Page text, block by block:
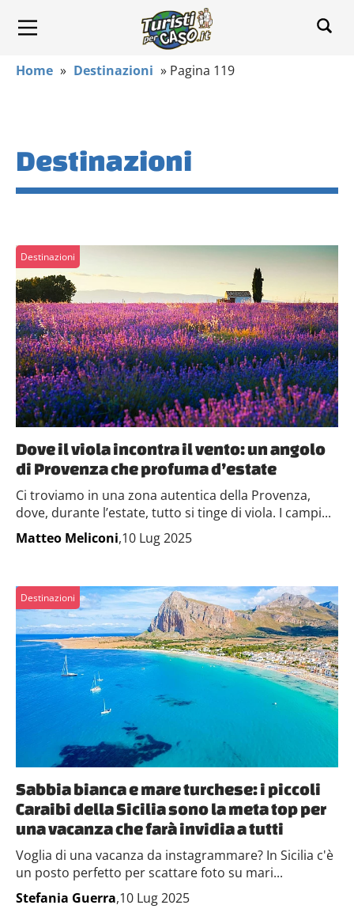
Home » Destinazioni » Pagina 119
Destinazioni
Destinazioni
Dove il viola incontra il vento: un angolo
di Provenza che profuma d’estate
Ci troviamo in una zona autentica della Provenza,
dove, durante l’estate, tutto si tinge di viola. I campi...
Matteo Meliconi,10 Lug 2025
Destinazioni
Sabbia bianca e mare turchese: i piccoli
Caraibi della Sicilia sono la meta top per
una vacanza che farà invidia a tutti
Voglia di una vacanza da instagrammare? In Sicilia c'è
un posto perfetto per scattare foto su mari...
Stefania Guerra,10 Lug 2025